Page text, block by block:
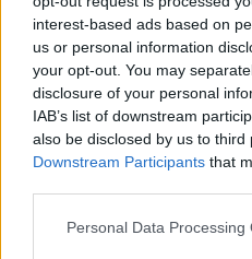
interest-based ads based on
us or personal information
your opt-out. You may
disclosure of your personal
IAB’s list of downstream
also be disclosed by us to third
Downstream Participants that
Personal Data Processing
Otras
Si se interrumpe tu
luego continúa.
Si hay poca cantidad
muy corta duración.